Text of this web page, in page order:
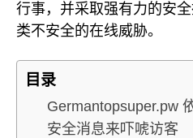
行事，并采取强有力的安
类不安全的在线威胁。
目录
Germantopsuper.pw
安全消息来吓唬访客